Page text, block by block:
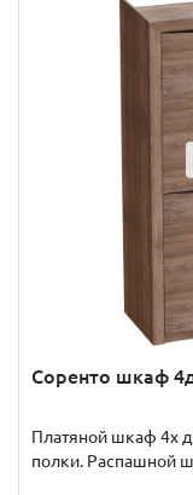
Соренто шкаф
Платяной шкаф 4х
полки. Распашной